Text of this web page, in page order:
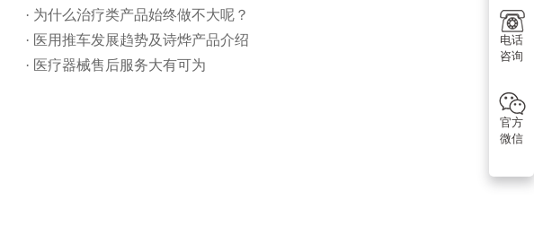
· 为什么治疗类产品始终做不大呢？
· 医用推车发展趋势及诗烨产品介绍
· 医疗器械售后服务大有可为
电话
咨询
官方
微信